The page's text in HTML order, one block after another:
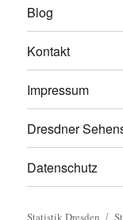
Blog
Kontakt
Impressum
Dresdner
Datenschutz
Statistik Dresden